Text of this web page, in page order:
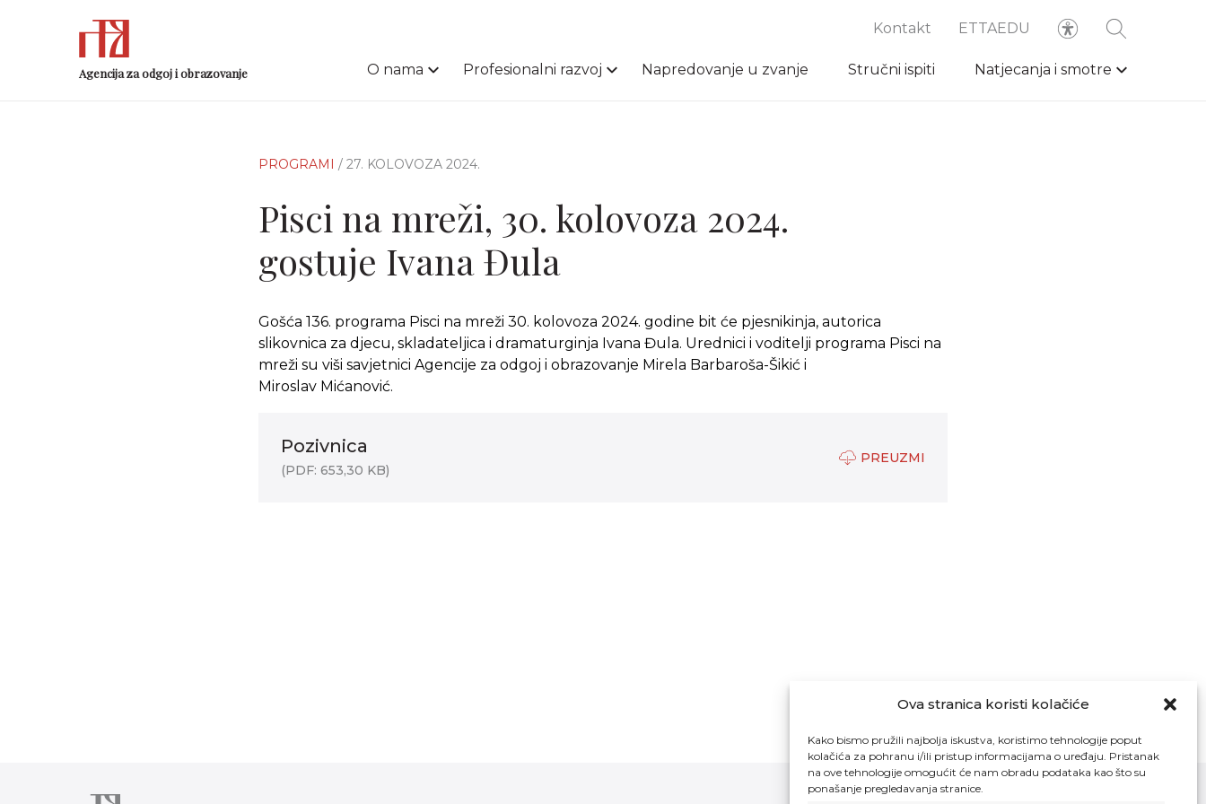
Ova stranica koristi kolačiće
Kako bismo pružili najbolja iskustva, koristimo tehnologije poput
kolačića za pohranu i/ili pristup informacijama o uređaju. Pristanak
na ove tehnologije omogućit će nam obradu podataka kao što su
ponašanje pregledavanja stranice.
Agencija za odgoj i obrazovanje
Kontakt ETTAEDU
O nama Profesionalni razvoj Napredovanje u zvanje Stručni ispiti Natjecanja i smotre
PROGRAMI / 27. KOLOVOZA 2024.
Pisci na mreži, 30. kolovoza 2024.
gostuje Ivana Đula
Gošća 136. programa Pisci na mreži 30. kolovoza 2024. godine bit će pjesnikinja, autorica
slikovnica za djecu, skladateljica i dramaturginja Ivana Đula. Urednici i voditelji programa Pisci na
mreži su viši savjetnici Agencije za odgoj i obrazovanje Mirela Barbaroša-Šikić i
Miroslav Mićanović.
Pozivnica
(PDF: 653,30 KB)
PREUZMI